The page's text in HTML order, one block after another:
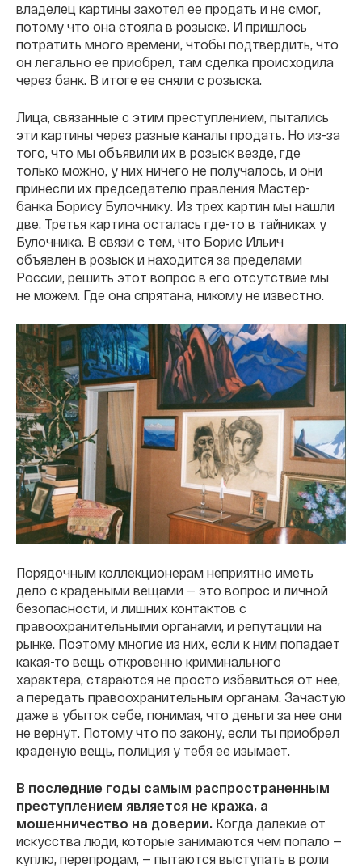
владелец картины захотел ее продать и не смог,
потому что она стояла в розыске. И пришлось
потратить много времени, чтобы подтвердить, что
он легально ее приобрел, там сделка происходила
через банк. В итоге ее сняли с розыска.
Лица, связанные с этим преступлением, пытались
эти картины через разные каналы продать. Но из-за
того, что мы объявили их в розыск везде, где
только можно, у них ничего не получалось, и они
принесли их председателю правления Мастер-
банка Борису Булочнику. Из трех картин мы нашли
две. Третья картина осталась где-то в тайниках у
Булочника. В связи с тем, что Борис Ильич
объявлен в розыск и находится за пределами
России, решить этот вопрос в его отсутствие мы
не можем. Где она спрятана, никому не известно.
Порядочным коллекционерам неприятно иметь
дело с крадеными вещами — это вопрос и личной
безопасности, и лишних контактов с
правоохранительными органами, и репутации на
рынке. Поэтому многие из них, если к ним попадает
какая-то вещь откровенно криминального
характера, стараются не просто избавиться от нее,
а передать правоохранительным органам. Зачастую
даже в убыток себе, понимая, что деньги за нее они
не вернут. Потому что по закону, если ты приобрел
краденую вещь, полиция у тебя ее изымает.
В последние годы самым распространенным
преступлением является не кража, а
мошенничество на доверии. Когда далекие от
искусства люди, которые занимаются чем попало —
куплю, перепродам, — пытаются выступать в роли